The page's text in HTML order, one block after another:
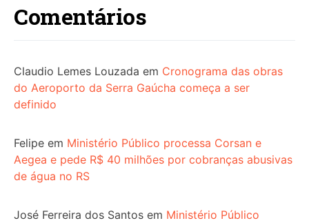
Comentários
Claudio Lemes Louzada em Cronograma das obras
do Aeroporto da Serra Gaúcha começa a ser
definido
Felipe em Ministério Público processa Corsan e
Aegea e pede R$ 40 milhões por cobranças abusivas
de água no RS
José Ferreira dos Santos em Ministério Público